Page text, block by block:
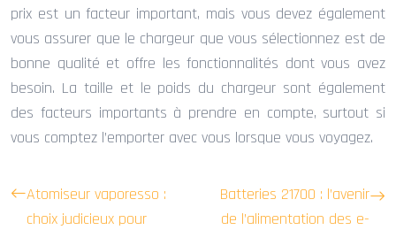
prix est un facteur important, mais vous devez également
vous assurer que le chargeur que vous sélectionnez est de
bonne qualité et offre les fonctionnalités dont vous avez
besoin. La taille et le poids du chargeur sont également
des facteurs importants à prendre en compte, surtout si
vous comptez l’emporter avec vous lorsque vous voyagez.
Atomiseur vaporesso :
choix judicieux pour
Batteries 21700 : l’avenir
de l’alimentation des e-